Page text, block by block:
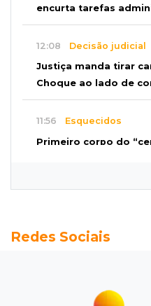
encurta tarefas
12:08 Decisão judicial
Justiça manda tirar
Choque ao lado de
11:56 Esquecidos
Primeiro corpo do
que prefeito agride
Mãe narra
Redes Sociais